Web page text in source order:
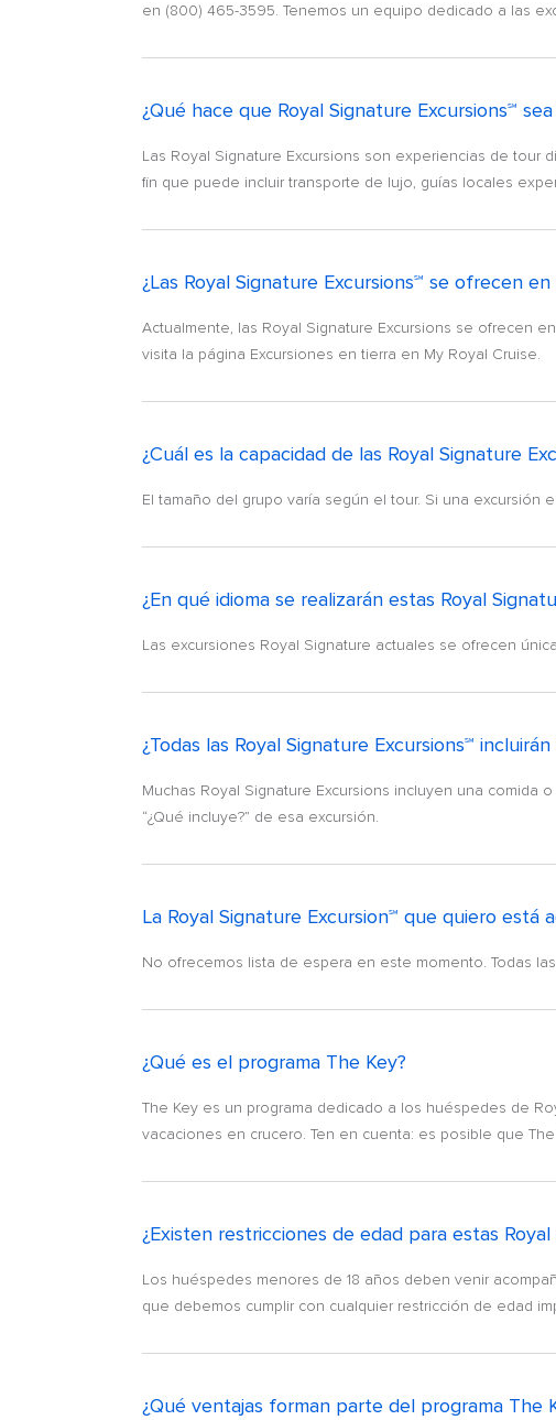
en (800) 465-3595. Tenemos un equipo dedicado a las
¿Qué hace que Royal Signature Excursions℠
Las Royal Signature Excursions son experiencias de
fin que puede incluir transporte de lujo, guías locales
¿Las Royal Signature Excursions℠ se ofrecen
Actualmente, las Royal Signature Excursions se ofrecen
visita la página Excursiones en tierra en My Royal Cruise.
¿Cuál es la capacidad de las Royal Signature
El tamaño del grupo varía según el tour. Si una
¿En qué idioma se realizarán estas Royal
Las excursiones Royal Signature actuales se ofrecen
¿Todas las Royal Signature Excursions℠
Muchas Royal Signature Excursions incluyen una
“¿Qué incluye?” de esa excursión.
La Royal Signature Excursion℠ que quiero está
No ofrecemos lista de espera en este momento. Todas
¿Qué es el programa The Key?
The Key es un programa dedicado a los huéspedes de
vacaciones en crucero. Ten en cuenta: es posible que
¿Existen restricciones de edad para estas Royal
Los huéspedes menores de 18 años deben venir
que debemos cumplir con cualquier restricción de edad
¿Qué ventajas forman parte del programa The